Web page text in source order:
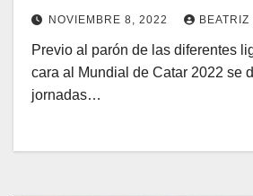
NOVIEMBRE 8, 2022
Previo al parón de las diferentes
cara al Mundial de Catar 2022 se
jornadas…